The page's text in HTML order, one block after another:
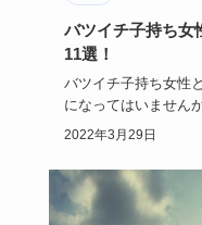
バツイチ子持ち女
11選！
バツイチ子持ち女性
になってはいません
婚を手に入れる…
2022年3月29日